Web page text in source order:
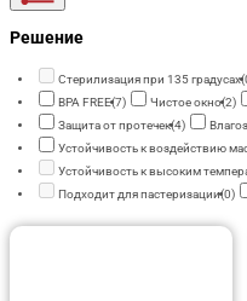
Решение
Стерилизация при 135 градусах
BPA FREE(7) Чистое окно(2)
Защита от протечек(4)
Устойчивость к воздействию
Устойчивость к высоким
Подходит для пастеризации(0)